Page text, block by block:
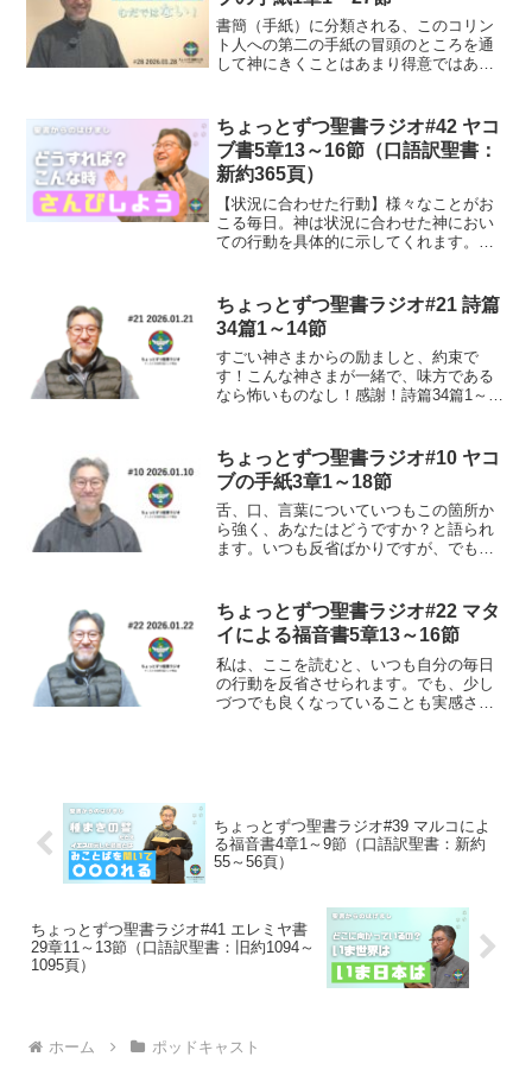
書簡（手紙）に分類される、このコリン
ト人への第二の手紙の冒頭のところを通
して神にきくことはあまり得意ではあり
今は、一つ一つの言葉を通して、神は
色々と語りかけて下さってい...
ちょっとずつ聖書ラジオ#42 ヤコ
ブ書5章13～16節（口語訳聖書：
新約365頁）
【状況に合わせた行動】様々なことがお
こる毎日。神は状況に合わせた神におい
ての行動を具体的に示してくれます。な
ばならない事、いっぱいあるのに毎日い
ろいろなことで、時間だけ...
ちょっとずつ聖書ラジオ#21 詩篇
34篇1～14節
すごい神さまからの励ましと、約束で
す！こんな神さまが一緒で、味方である
なら怖いものなし！感謝！詩篇34篇1～14
に絶えない。 2わが魂は主によって誇
る。苦しむ者はこ...
ちょっとずつ聖書ラジオ#10 ヤコ
ブの手紙3章1～18節
舌、口、言葉についていつもこの箇所か
ら強く、あなたはどうですか？と語られ
ます。いつも反省ばかりですが、でも、
～18節（口語訳）新約362～363頁 1わ
たしの兄弟た...
ちょっとずつ聖書ラジオ#22 マタ
イによる福音書5章13～16節
私は、ここを読むと、いつも自分の毎日
の行動を反省させられます。でも、少し
づつでも良くなっていることも実感させ
ちょっとずつ聖書ラジオ#39 マルコによ
る福音書4章1～9節（口語訳聖書：新約
55～56頁）
ちょっとずつ聖書ラジオ#41 エレミヤ書
29章11～13節（口語訳聖書：旧約1094～
1095頁）
ホーム ポッドキャスト